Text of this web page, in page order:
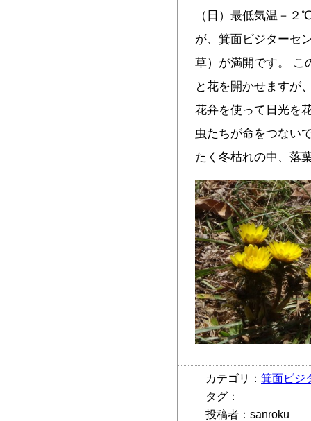
（日）最低気温－
が、箕面ビジターセ
草）が満開です。 こ
と花を開かせますが
花弁を使って日光を
虫たちが命をつない
たく冬枯れの中、落
カテゴリ： 箕面ビジ
タグ：
投稿者：sanroku